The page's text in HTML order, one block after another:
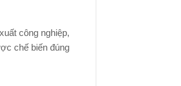
công nghiệp,
chế biến đúng